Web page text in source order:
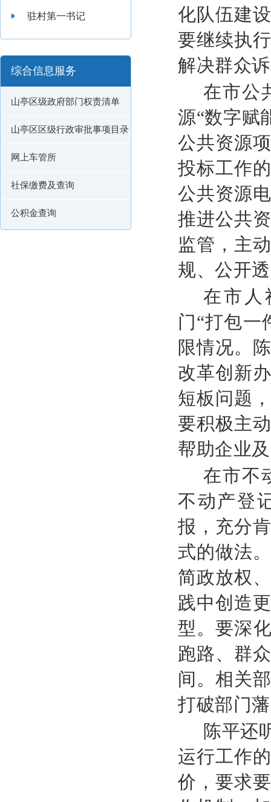
驻村第一书记
综合信息服务
山亭区级政府部门权责清单
山亭区区级行政审批事项目录
网上车管所
社保缴费及查询
公积金查询
化队伍建
要继续执
解决群众
在市公
源“数字赋
公共资源
投标工作
公共资源
推进公共
监管，主
规、公开
在市人
门“打包一
限情况。
改革创新
短板问题
要积极主
帮助企业
在市不
不动产登
报，充分
式的做法
简政放权
践中创造
型。要深
跑路、群
间。相关
打破部门
陈平还
运行工作
价，要求